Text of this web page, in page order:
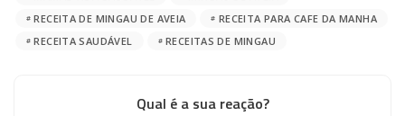
RECEITA DE MINGAU DE AVEIA
RECEITA PARA CAFE DA MANHA
RECEITA SAUDÁVEL
RECEITAS DE MINGAU
Qual é a sua reação?